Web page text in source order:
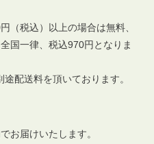
（税込）以上の場合は無料、
国一律、税込970円となりま
配送料を頂いております。
お届けいたします。